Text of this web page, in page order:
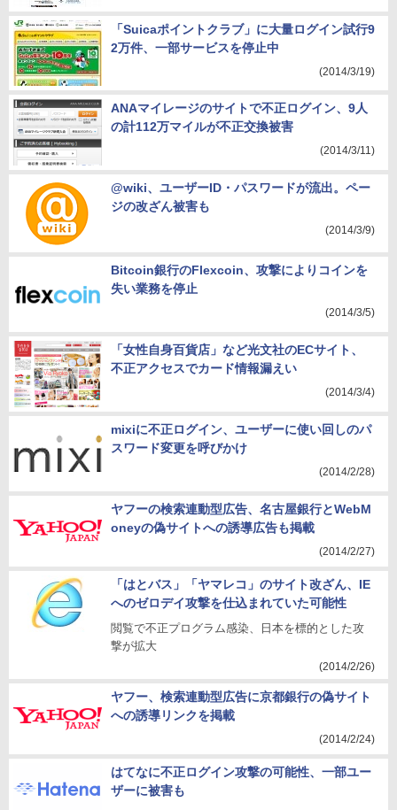
「Suicaポイントクラブ」に大量ログイン試行9
2万件、一部サービスを停止中
(2014/3/19)
ANAマイレージのサイトで不正ログイン、9人
の計112万マイルが不正交換被害
(2014/3/11)
@wiki、ユーザーID・パスワードが流出。ペー
ジの改ざん被害も
(2014/3/9)
Bitcoin銀行のFlexcoin、攻撃によりコインを
失い業務を停止
(2014/3/5)
「女性自身百貨店」など光文社のECサイト、
不正アクセスでカード情報漏えい
(2014/3/4)
mixiに不正ログイン、ユーザーに使い回しのパ
スワード変更を呼びかけ
(2014/2/28)
ヤフーの検索連動型広告、名古屋銀行とWebM
oneyの偽サイトへの誘導広告も掲載
(2014/2/27)
「はとバス」「ヤマレコ」のサイト改ざん、IE
へのゼロデイ攻撃を仕込まれていた可能性
閲覧で不正プログラム感染、日本を標的とした攻
撃が拡大
(2014/2/26)
ヤフー、検索連動型広告に京都銀行の偽サイト
への誘導リンクを掲載
(2014/2/24)
はてなに不正ログイン攻撃の可能性、一部ユー
ザーに被害も